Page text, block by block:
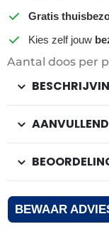
Gratis
Kies zelf jouw
Aantal doos per
BEWAAR